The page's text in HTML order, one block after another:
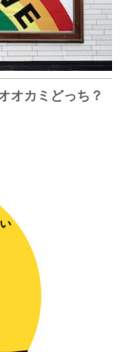
オカミどっち？